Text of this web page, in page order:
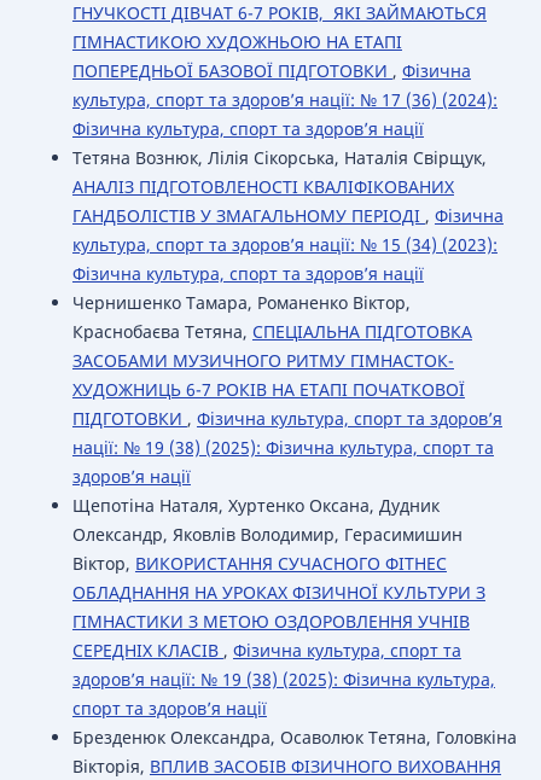
ГНУЧКОСТІ ДІВЧАТ 6-7 РОКІВ, ЯКІ ЗАЙМАЮТЬСЯ
ГІМНАСТИКОЮ ХУДОЖНЬОЮ НА ЕТАПІ
ПОПЕРЕДНЬОЇ БАЗОВОЇ ПІДГОТОВКИ , Фізична
культура, спорт та здоров’я нації: № 17 (36) (2024):
Фізична культура, спорт та здоров’я нації
Тетяна Вознюк, Лілія Сікорська, Наталія Свірщук,
АНАЛІЗ ПІДГОТОВЛЕНОСТІ КВАЛІФІКОВАНИХ
ГАНДБОЛІСТІВ У ЗМАГАЛЬНОМУ ПЕРІОДІ , Фізична
культура, спорт та здоров’я нації: № 15 (34) (2023):
Фізична культура, спорт та здоров’я нації
Чернишенко Тамара, Романенко Віктор,
Краснобаєва Тетяна, СПЕЦІАЛЬНА ПІДГОТОВКА
ЗАСОБАМИ МУЗИЧНОГО РИТМУ ГІМНАСТОК-
ХУДОЖНИЦЬ 6-7 РОКІВ НА ЕТАПІ ПОЧАТКОВОЇ
ПІДГОТОВКИ , Фізична культура, спорт та здоров’я
нації: № 19 (38) (2025): Фізична культура, спорт та
здоров’я нації
Щепотіна Наталя, Хуртенко Оксана, Дудник
Олександр, Яковлів Володимир, Герасимишин
Віктор, ВИКОРИСТАННЯ СУЧАСНОГО ФІТНЕС
ОБЛАДНАННЯ НА УРОКАХ ФІЗИЧНОЇ КУЛЬТУРИ З
ГІМНАСТИКИ З МЕТОЮ ОЗДОРОВЛЕННЯ УЧНІВ
СЕРЕДНІХ КЛАСІВ , Фізична культура, спорт та
здоров’я нації: № 19 (38) (2025): Фізична культура,
спорт та здоров’я нації
Брезденюк Олександра, Осаволюк Тетяна, Головкіна
Вікторія, ВПЛИВ ЗАСОБІВ ФІЗИЧНОГО ВИХОВАННЯ